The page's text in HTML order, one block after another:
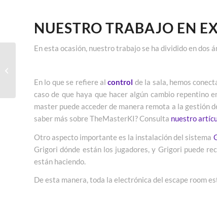
NUESTRO TRABAJO EN
En esta ocasión, nuestro trabajo se ha dividido en dos
En lo que se refiere alcontrol de la sala, hemos
caso de que haya que hacer algún cambio repentino
master puede acceder de manera remota a la gestión
saber más sobre TheMasterKI? Consulta nuestro
Otro aspecto importante es la instalación del sistema
Grigori dónde están los jugadores, y Grigori puede
están haciendo.
De esta manera, toda la electrónica del escape room
Colors by Experiencity